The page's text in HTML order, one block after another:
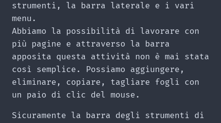
strumenti, la barra laterale e i vari
menu.
Abbiamo la possibilità di lavorare con
più pagine e attraverso la barra
apposita questa attività non è mai stata
così semplice. Possiamo aggiungere,
eliminare, copiare, tagliare fogli con
un paio di clic del mouse.
Sicuramente la barra degli strumenti di